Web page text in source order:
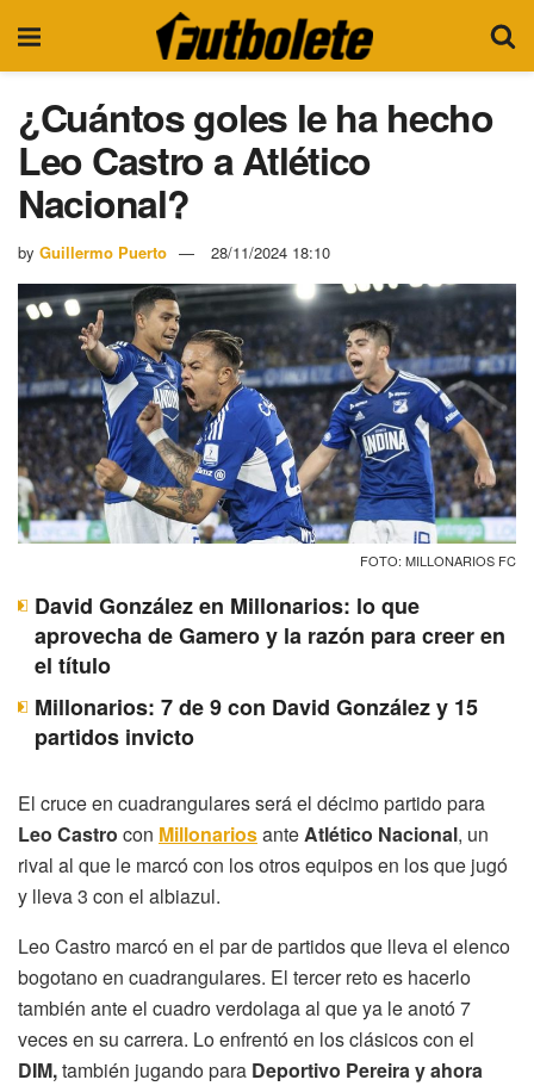
¿Cuántos goles le ha hecho
Leo Castro a Atlético
Nacional?
by Guillermo Puerto 28/11/2024 18:10
FOTO: MILLONARIOS FC
David González en Millonarios: lo que
aprovecha de Gamero y la razón para creer en
el título
Millonarios: 7 de 9 con David González y 15
partidos invicto
El cruce en cuadrangulares será el décimo partido para
Leo Castro con MillonariosanteAtlético Nacional, un
rival al que le marcó con los otros equipos en los que jugó
y lleva 3 con el albiazul.
Leo Castro marcó en el par de partidos que lleva el elenco
bogotano en cuadrangulares. El tercer reto es hacerlo
también ante el cuadro verdolaga al que ya le anotó 7
veces en su carrera. Lo enfrentó en los clásicos con el
DIM,también jugando para Deportivo Pereira y ahora